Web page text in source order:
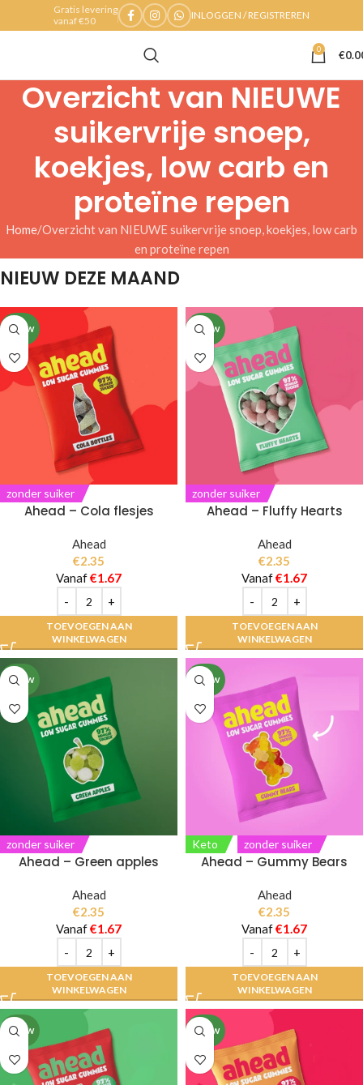
Gratis levering
vanaf €50
INLOGGEN / REGISTREREN
0 €
Overzicht van NIEUWE
suikervrije snoep,
koekjes, low carb en
proteïne repen
Home Overzicht van NIEUWE suikervrije snoep, koekjes, low carb
en proteïne repen
NIEUW DEZE MAAND
NIEUW
zonder suiker
Ahead – Cola flesjes
Ahead
€2.35
Vanaf€1.67
TOEVOEGEN AAN
WINKELWAGEN
NIEUW
zonder suiker
Ahead – Fluffy Hearts
Ahead
€2.35
Vanaf€1.67
TOEVOEGEN AAN
WINKELWAGEN
NIEUW
zonder suiker
Ahead – Green apples
Ahead
€2.35
Vanaf€1.67
TOEVOEGEN AAN
WINKELWAGEN
NIEUW
Keto zonder suiker
Ahead – Gummy Bears
Ahead
€2.35
Vanaf€1.67
TOEVOEGEN AAN
WINKELWAGEN
NIEUW NIEUW